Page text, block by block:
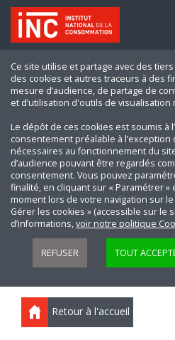
Ce site utilise et partage avec des
des cookies et autres traceurs à des
mesure d’audience, de partage de
et d’utilisation d'outils de visualisation
Le dépôt de ces cookies est soumis à
consentement préalable à l’exception
nécessaires au fonctionnement du
d’audience pouvant être regardés
consentement. Vous pouvez
finalité, en cliquant sur « Paramétrer
moment lors de votre navigation sur
Gérer les cookies » (accessible sur le
d’informations,voir notre politique
REFUSER TOUT
Retour à l'accueil